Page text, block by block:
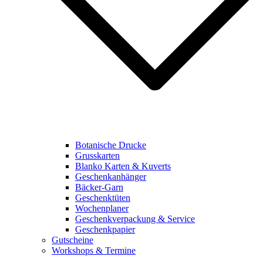
Botanische Drucke
Grusskarten
Blanko Karten & Kuverts
Geschenkanhänger
Bäcker-Garn
Geschenktüten
Wochenplaner
Geschenkverpackung & Service
Geschenkpapier
Gutscheine
Workshops & Termine